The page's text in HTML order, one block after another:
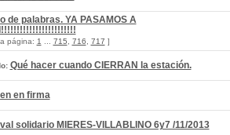
de palabras. YA PASAMOS A
página: 1 715 716 717 ]
Qué hacer cuando CIERRAN la estación.
en firma
solidario MIERES-VILLABLINO 6y7 /11/2013